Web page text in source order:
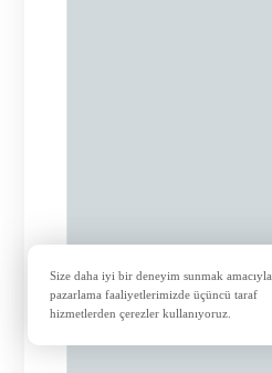
Size daha iyi bir deneyim sunmak amacıyla
pazarlama faaliyetlerimizde üçüncü taraf
hizmetlerden çerezler kullanıyoruz.